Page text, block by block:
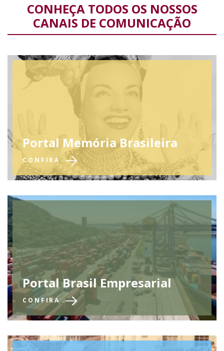
CONHEÇA TODOS OS NOSSOS
CANAIS DE COMUNICAÇÃO
Portal Memória Brasileira
CONFIRA
Portal Brasil Empresarial
CONFIRA